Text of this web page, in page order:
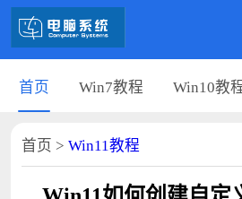
首页 Win7教程 Win10教
首页 > Win11教程